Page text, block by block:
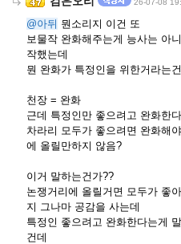
26-07-08
@아뒤 뭔소리지 이건 또
보물작 완화해주는게 능사는 아
작했는데
뭔 완화가 특정인을 위한거라는
천장 = 완화
근데 특정인만 좋으려고 완화한
차라리 모두가 좋으려면 완화해
에 올릴만하지 않음?
이거 말하는건가??
논쟁거리에 올릴거면 모두가 좋
지 그나마 공감을 사는데
특정인 좋으려고 완화한다는게
건데